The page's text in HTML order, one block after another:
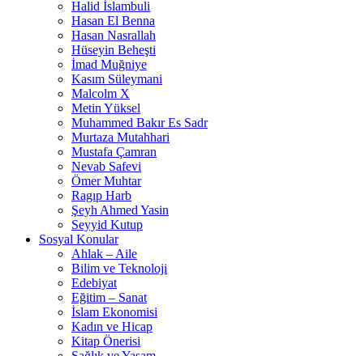
Halid İslambuli
Hasan El Benna
Hasan Nasrallah
Hüseyin Beheşti
İmad Muğniye
Kasım Süleymani
Malcolm X
Metin Yüksel
Muhammed Bakır Es Sadr
Murtaza Mutahhari
Mustafa Çamran
Nevab Safevi
Ömer Muhtar
Ragıp Harb
Şeyh Ahmed Yasin
Seyyid Kutup
Sosyal Konular
Ahlak – Aile
Bilim ve Teknoloji
Edebiyat
Eğitim – Sanat
İslam Ekonomisi
Kadın ve Hicap
Kitap Önerisi